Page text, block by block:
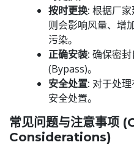
按时更换: 根据厂
则会影响风量、增
污染。
正确安装: 确保密
(Bypass)。
安全处置: 对于处
安全处置。
常见问题与注意事项
Considerations)